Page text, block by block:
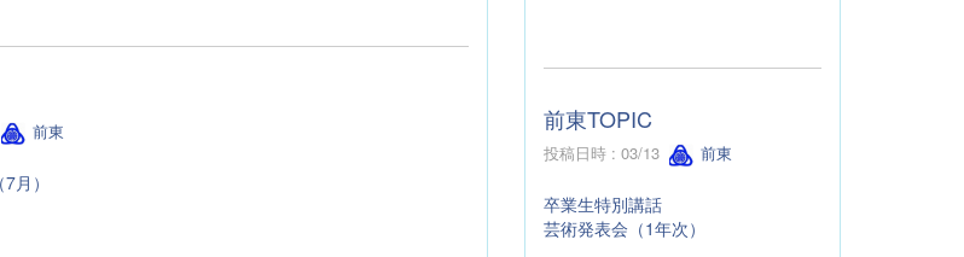
前東
月）
前東TOPIC
投稿日時 : 03/13 前東
卒業生特別講話
芸術発表会（1年次）